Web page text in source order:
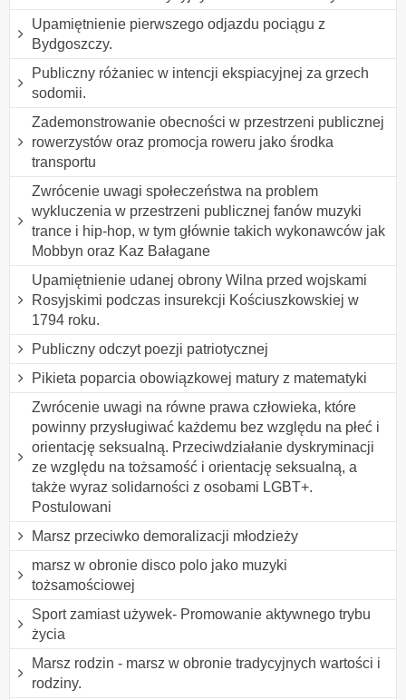
Upamiętnienie pierwszego odjazdu pociągu z
Bydgoszczy.
Publiczny różaniec w intencji ekspiacyjnej za grzech
sodomii.
Zademonstrowanie obecności w przestrzeni publicznej
rowerzystów oraz promocja roweru jako środka
transportu
Zwrócenie uwagi społeczeństwa na problem
wykluczenia w przestrzeni publicznej fanów muzyki
trance i hip-hop, w tym głównie takich wykonawców jak
Mobbyn oraz Kaz Bałagane
Upamiętnienie udanej obrony Wilna przed wojskami
Rosyjskimi podczas insurekcji Kościuszkowskiej w
1794 roku.
Publiczny odczyt poezji patriotycznej
Pikieta poparcia obowiązkowej matury z matematyki
Zwrócenie uwagi na równe prawa człowieka, które
powinny przysługiwać każdemu bez względu na płeć i
orientację seksualną. Przeciwdziałanie dyskryminacji
ze względu na tożsamość i orientację seksualną, a
także wyraz solidarności z osobami LGBT+.
Postulowani
Marsz przeciwko demoralizacji młodzieży
marsz w obronie disco polo jako muzyki
tożsamościowej
Sport zamiast używek- Promowanie aktywnego trybu
życia
Marsz rodzin - marsz w obronie tradycyjnych wartości i
rodziny.